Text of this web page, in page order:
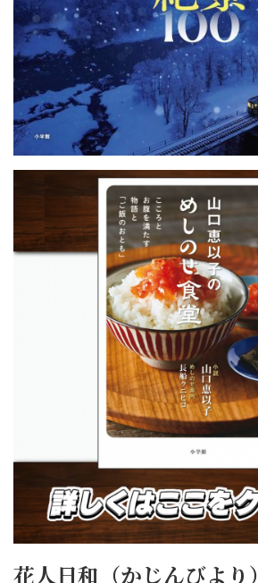
花人日和（かじんびより）